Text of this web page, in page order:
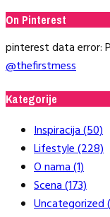
On Pinterest
pinterest data error:
@thefirstmess
Kategorije
Inspiracija(50)
Lifestyle(228)
O nama(1)
Scena(173)
Uncategorized